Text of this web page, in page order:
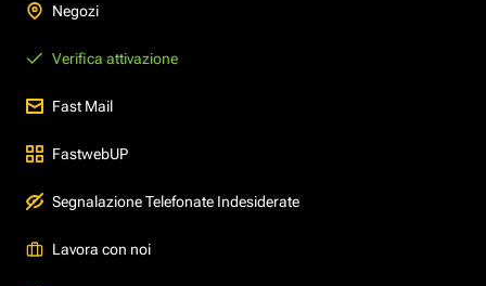
Negozi
Verifica attivazione
Fast Mail
FastwebUP
Segnalazione Telefonate Indesiderate
Lavora con noi